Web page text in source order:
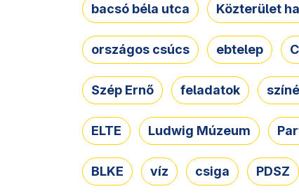
bacsó béla utca Közterület
országos csúcs ebtelep
Szép Ernő feladatok
ELTE Ludwig Múzeum
BLKE víz csiga PDSZ